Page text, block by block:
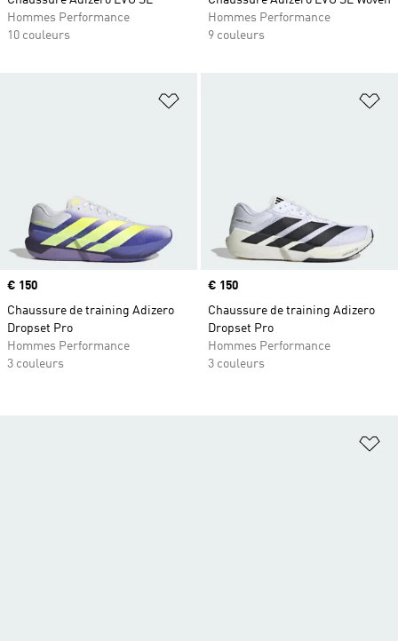
Hommes Performance
10 couleurs
Hommes Performance
9 couleurs
Ajouter à la Liste de produits
Prix
€ 150
Chaussure de training Adizero
Dropset Pro
Hommes Performance
3 couleurs
Prix
€ 150
Chaussure de training Adizero
Dropset Pro
Hommes Performance
3 couleurs